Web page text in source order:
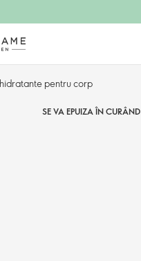
pentru corp
SE VA EPUIZA ÎN CURÂND